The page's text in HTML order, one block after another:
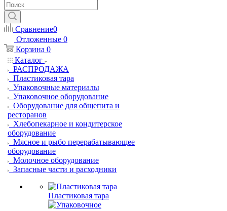
Сравнение0
Отложенные 0
Корзина 0
Каталог
РАСПРОДАЖА
Пластиковая тара
Упаковочные материалы
Упаковочное оборудование
Оборудование для общепита и
ресторанов
Хлебопекарное и кондитерское
оборудование
Мясное и рыбо перерабатывающее
оборудование
Молочное оборудование
Запасные части и расходники
Пластиковая тара